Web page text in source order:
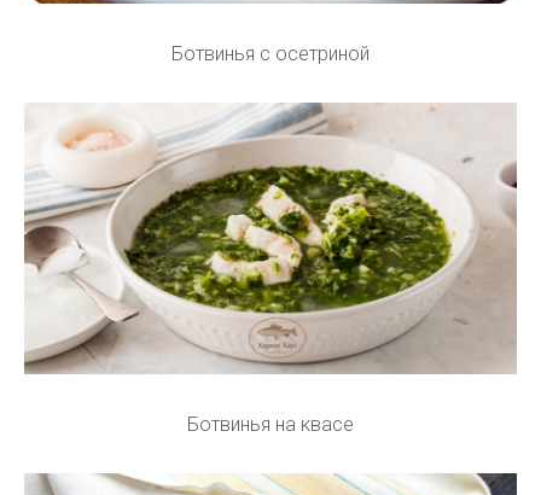
Ботвинья с осетриной
Ботвинья на квасе